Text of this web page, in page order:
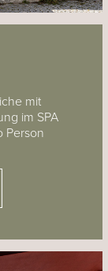
mit
im SPA
Person